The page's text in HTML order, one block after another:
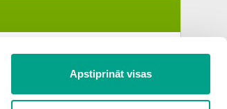
Apstiprināt visas